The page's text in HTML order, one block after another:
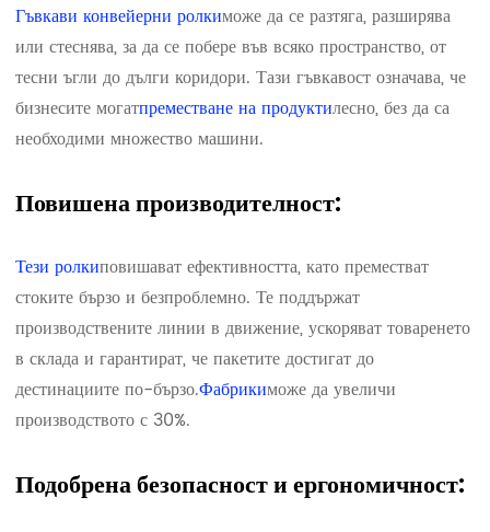
Гъвкави конвейерни ролкиможе да се разтяга, разширява
или стеснява, за да се побере във всяко пространство, от
тесни ъгли до дълги коридори. Тази гъвкавост означава, че
бизнесите могатпреместване на продуктилесно, без да са
необходими множество машини.
Повишена производителност:
Тези ролкиповишават ефективността, като преместват
стоките бързо и безпроблемно. Те поддържат
производствените линии в движение, ускоряват товаренето
в склада и гарантират, че пакетите достигат до
дестинациите по-бързо.Фабрикиможе да увеличи
производството с 30%.
Подобрена безопасност и ергономичност: